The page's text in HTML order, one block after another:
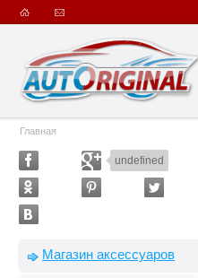
Главная
undefined
Магазин аксессуаров